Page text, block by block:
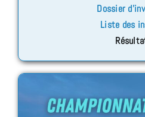
Dossier
Liste des